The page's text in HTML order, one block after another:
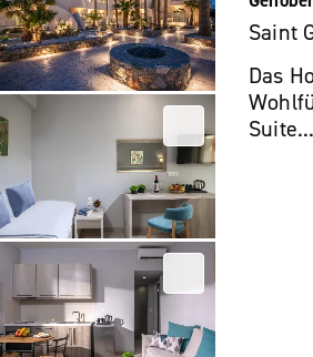
Saint
Das
Suite...